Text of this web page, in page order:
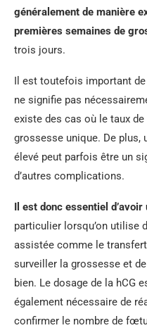
généralement de manière
premières semaines de
trois jours.
Il est toutefois important de
ne signifie pas
existe des cas où le taux de
grossesse unique. De plus,
élevé peut parfois être un
d’autres complications.
Il est donc essentiel
particulier lorsqu’on utilise
assistée comme le
surveiller la grossesse et
bien. Le dosage de la hCG
également nécessaire de
confirmer le nombre de